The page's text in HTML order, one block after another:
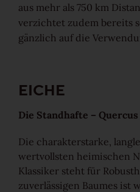
Alle Maserungen
Boden- & Sockelleisten
Verlegemuster & -
Veredelungen
aus mehr als 750 km
verzichtet zudem bereits
gänzlich auf die
EICHE
Die Standhafte –
Die charakterstarke,
wertvollsten heimischen
Klassiker steht für
zuverlässigen Baumes ist